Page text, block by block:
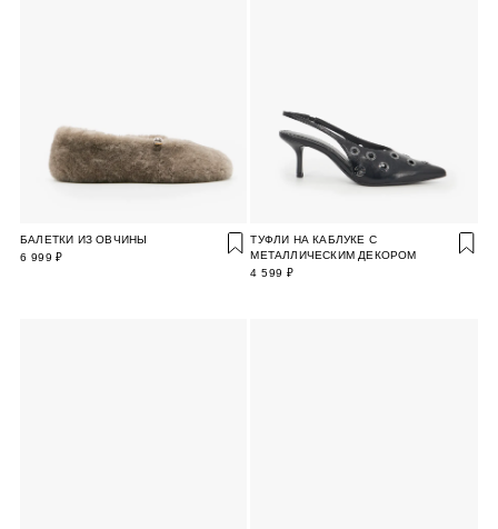
БАЛЕТКИ ИЗ ОВЧИНЫ
6 999 ₽
ТУФЛИ НА КАБЛУКЕ С
МЕТАЛЛИЧЕСКИМ ДЕКОРОМ
4 599 ₽